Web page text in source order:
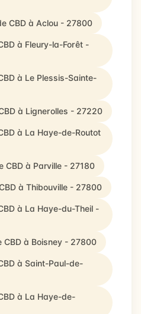
CBD à Aclou - 27800
à Fleury-la-Forêt -
à Le Plessis-Sainte-
à Lignerolles - 27220
à La Haye-de-Routot
CBD à Parville - 27180
à Thibouville - 27800
à La Haye-du-Theil -
à Boisney - 27800
à Saint-Paul-de-
à La Haye-de-